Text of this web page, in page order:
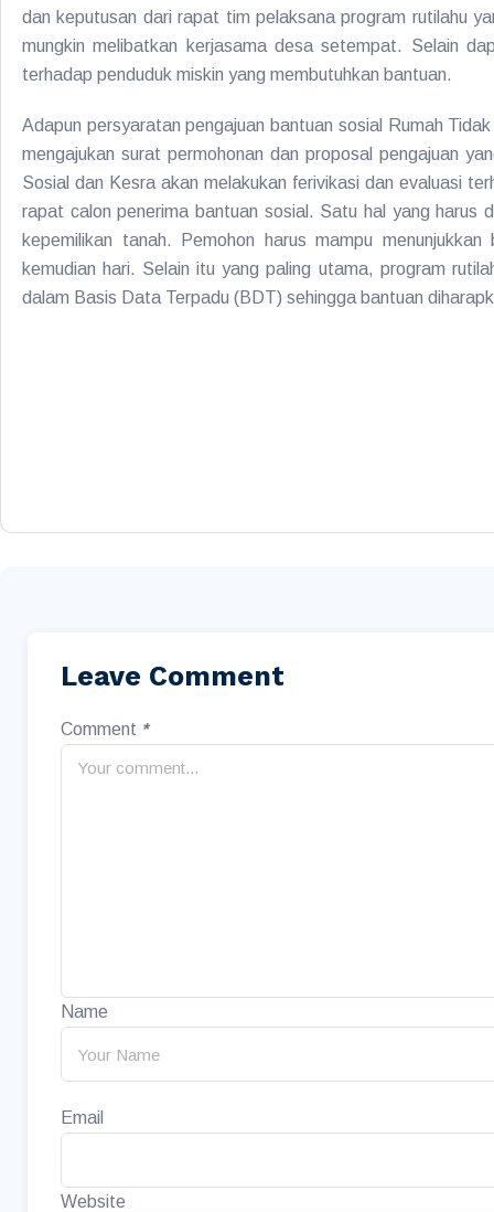
dan keputusan dari rapat tim pelaksana program rutilahu
mungkin melibatkan kerjasama desa setempat. Selain
terhadap penduduk miskin yang membutuhkan bantuan.
Adapun persyaratan pengajuan bantuan sosial Rumah
mengajukan surat permohonan dan proposal pengajuan
Sosial dan Kesra akan melakukan ferivikasi dan evaluasi
rapat calon penerima bantuan sosial. Satu hal yang harus
kepemilikan tanah. Pemohon harus mampu
kemudian hari. Selain itu yang paling utama, program
dalam Basis Data Terpadu (BDT) sehingga bantuan
Leave Comment
Comment *
Name
Email
Website